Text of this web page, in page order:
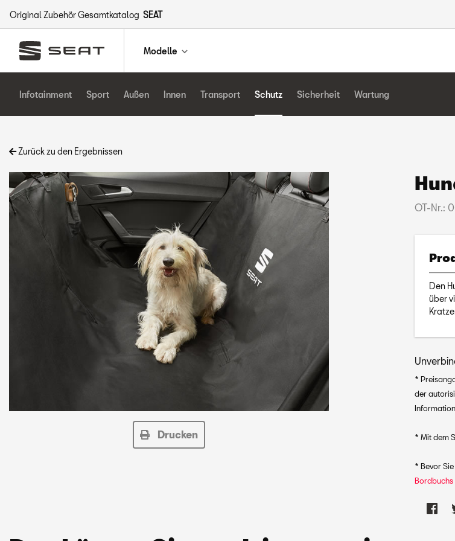
Original Zubehör Gesamtkatalog SEAT
Modelle
Infotainment Sport Außen Innen Transport Schutz Sicherheit Wartung
Zurück zu den Ergebnissen
Drucken
OT-Nr.:
Den
über
*
der
* Mit dem
* Bevor
Bordbuchs